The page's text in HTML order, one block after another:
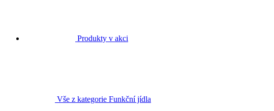
Produkty v akci
Vše z kategorie Funkční jídla